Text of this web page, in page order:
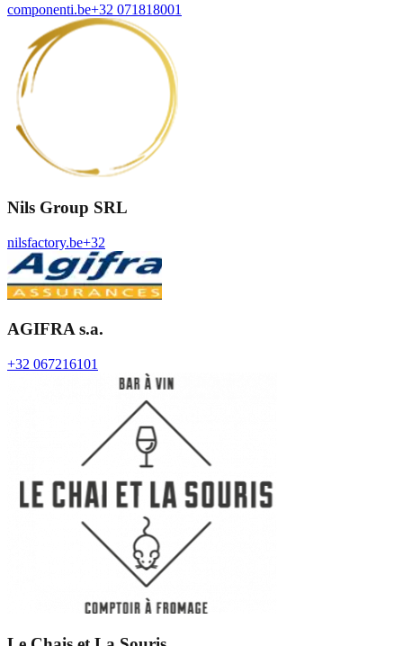
componenti.be+32 071818001
Nils Group SRL
nilsfactory.be+32
AGIFRA s.a.
+32 067216101